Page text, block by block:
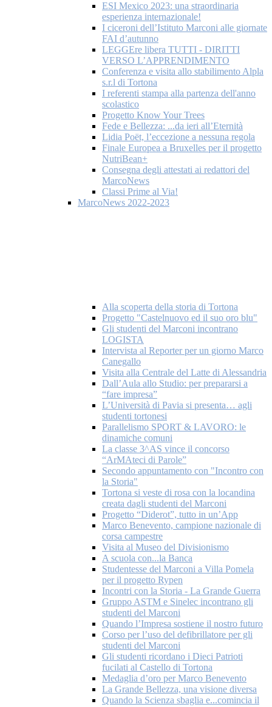
ESI Mexico 2023: una straordinaria
esperienza internazionale!
I ciceroni dell’Istituto Marconi alle giornate
FAI d’autunno
LEGGEre libera TUTTI - DIRITTI
VERSO L’APPRENDIMENTO
Conferenza e visita allo stabilimento Alpla
s.r.l di Tortona
I referenti stampa alla partenza dell'anno
scolastico
Progetto Know Your Trees
Fede e Bellezza: ...da ieri all’Eternità
Lidia Poët, l’eccezione a nessuna regola
Finale Europea a Bruxelles per il progetto
NutriBean+
Consegna degli attestati ai redattori del
MarcoNews
Classi Prime al Via!
MarcoNews 2022-2023
Alla scoperta della storia di Tortona
Progetto "Castelnuovo ed il suo oro blu"
Gli studenti del Marconi incontrano
LOGISTA
Intervista al Reporter per un giorno Marco
Canegallo
Visita alla Centrale del Latte di Alessandria
Dall’Aula allo Studio: per prepararsi a
“fare impresa”
L’Università di Pavia si presenta… agli
studenti tortonesi
Parallelismo SPORT & LAVORO: le
dinamiche comuni
La classe 3^AS vince il concorso
“ArMAteci di Parole”
Secondo appuntamento con "Incontro con
la Storia"
Tortona si veste di rosa con la locandina
creata dagli studenti del Marconi
Progetto “Diderot”, tutto in un’App
Marco Benevento, campione nazionale di
corsa campestre
Visita al Museo del Divisionismo
A scuola con...la Banca
Studentesse del Marconi a Villa Pomela
per il progetto Rypen
Incontri con la Storia - La Grande Guerra
Gruppo ASTM e Sinelec incontrano gli
studenti del Marconi
Quando l’Impresa sostiene il nostro futuro
Corso per l’uso del defibrillatore per gli
studenti del Marconi
Gli studenti ricordano i Dieci Patrioti
fucilati al Castello di Tortona
Medaglia d’oro per Marco Benevento
La Grande Bellezza, una visione diversa
Quando la Scienza sbaglia e...comincia il